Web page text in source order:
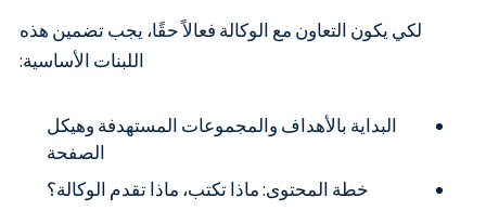
لكي يكون التعاون مع الوكالة فعالاً حقًا، يجب تضمين هذه
اللبنات الأساسية:
البداية بالأهداف والمجموعات المستهدفة وهيكل
الصفحة
خطة المحتوى: ماذا تكتب، ماذا تقدم الوكالة؟